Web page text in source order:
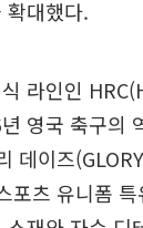
확대했다.
라인인
영국 축구의
데이즈
포츠 유니폼